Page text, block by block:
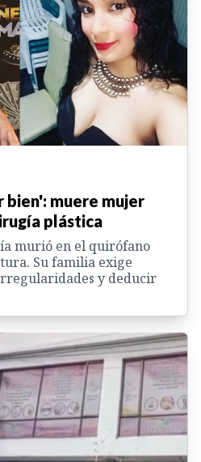
bien': muere mujer
plástica
murió en el quirófano
Su familia exige
y deducir